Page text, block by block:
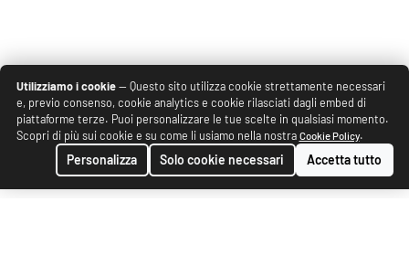
Utilizziamo i cookie— Questo sito utilizza cookie strettamente necessari
e, previo consenso, cookie analytics e cookie rilasciati dagli embed di
piattaforme terze. Puoi personalizzare le tue scelte in qualsiasi momento.
Scopri di più sui cookie e su come li usiamo nella nostra Cookie Policy.
Personalizza Solo cookie necessari Accetta tutto